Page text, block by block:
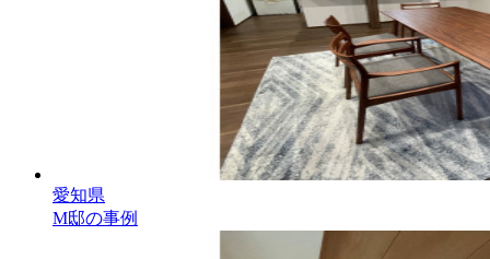
愛知県
M邸の事例